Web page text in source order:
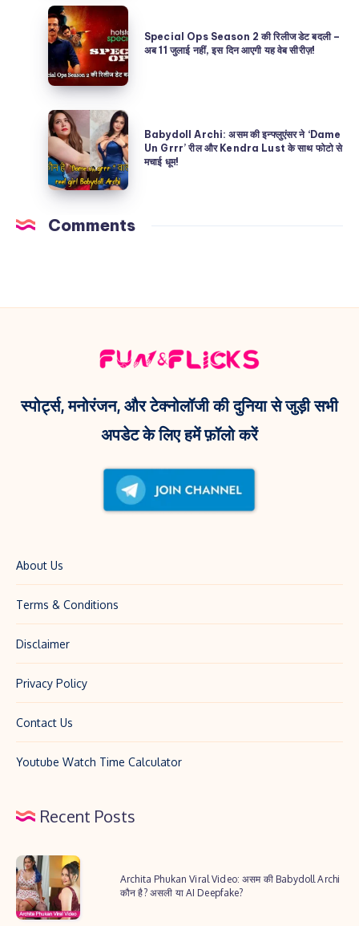
है?
असली
या
AI
की
16
साल
की
Dancer
ने
जीता
Priyanka
Chopra
का
Special
Ops
Season
2
रिलीज
डेट
बदली
–
अब
इस
वेब
सीरीज़!
Special Ops Season 2 की रिलीज डेट बदली –
अब 11 जुलाई नहीं, इस दिन आएगी यह वेब सीरीज़!
Babydoll
Archi:
असम
की
ने
के
Babydoll Archi: असम की इन्फ्लुएंसर ने ‘Dame
Un Grrr’ रील और Kendra Lust के साथ फोटो से
मचाई धूम!
Comments
स्पोर्ट्स, मनोरंजन, और टेक्नोलॉजी की दुनिया से जुड़ी सभी
अपडेट के लिए हमें फ़ॉलो करें
About Us
Terms & Conditions
Disclaimer
Privacy Policy
Contact Us
Youtube Watch Time Calculator
Recent Posts
Archita
Phukan
Viral
Archita Phukan Viral Video: असम की Babydoll Archi
कौन है? असली या AI Deepfake?